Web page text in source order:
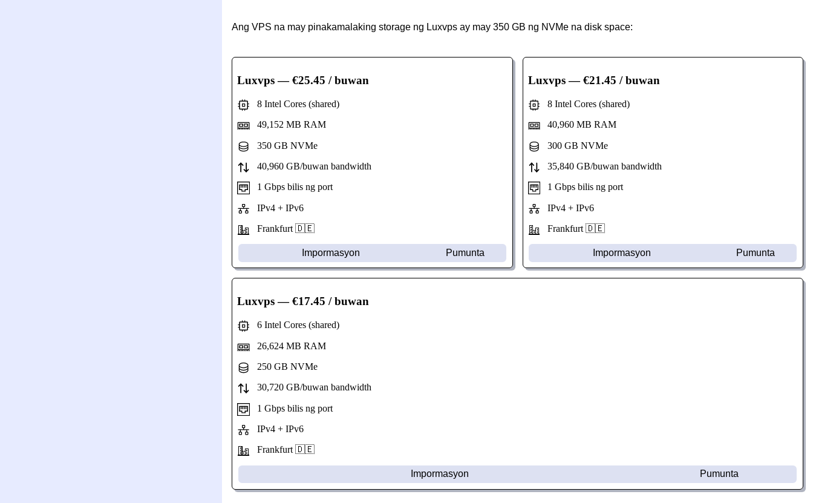
Ang VPS na may pinakamalaking storage ng Luxvps ay may 350 GB ng NVMe na disk space:
Luxvps— €25.45 / buwan
8 Intel Cores (shared)
49,152 MB RAM
350 GB NVMe
40,960 GB/buwan bandwidth
1 Gbps bilis ng port
IPv4 + IPv6
Frankfurt 🇩🇪
Impormasyon Pumunta
Luxvps— €21.45 / buwan
8 Intel Cores (shared)
40,960 MB RAM
300 GB NVMe
35,840 GB/buwan bandwidth
1 Gbps bilis ng port
IPv4 + IPv6
Frankfurt 🇩🇪
Impormasyon Pumunta
Luxvps— €17.45 / buwan
6 Intel Cores (shared)
26,624 MB RAM
250 GB NVMe
30,720 GB/buwan bandwidth
1 Gbps bilis ng port
IPv4 + IPv6
Frankfurt 🇩🇪
Impormasyon Pumunta